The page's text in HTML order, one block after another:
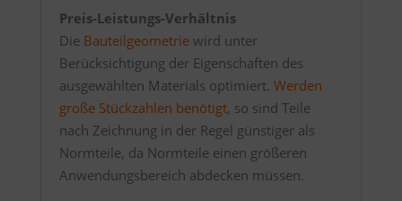
Preis-Leistungs-Verhältnis
Die Bauteilgeometriewird unter
Berücksichtigung der Eigenschaften des
ausgewählten Materials optimiert. Werden
große Stückzahlen benötigt, so sind Teile
nach Zeichnung in der Regel günstiger als
Normteile, da Normteile einen größeren
Anwendungsbereich abdecken müssen.